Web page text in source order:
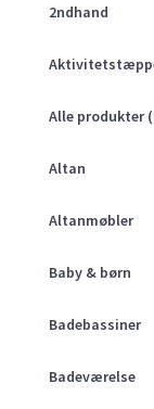
2ndhand
Alle produkter
Altan
Altanmøbler
Baby & børn
Badebassiner
Badeværelse